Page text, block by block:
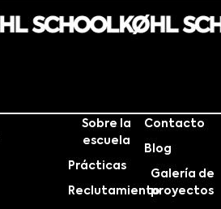
Sobre la
escuela
Prácticas
Reclutamiento
Contacto
Blog
Galería de
proyectos